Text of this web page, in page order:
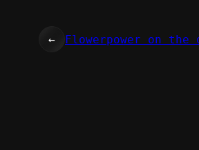
← Flowerpower on